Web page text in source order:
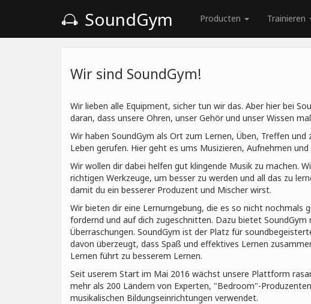
SoundGym Producten Trainieren
Wir sind SoundGym!
Wir lieben alle Equipment, sicher tun wir das. Aber hier bei
daran, dass unsere Ohren, unser Gehör und unser Wissen
Wir haben SoundGym als Ort zum Lernen, Üben, Treffen und
Leben gerufen. Hier geht es ums Musizieren, Aufnehmen und
Wir wollen dir dabei helfen gut klingende Musik zu machen.
richtigen Werkzeuge, um besser zu werden und all das zu
damit du ein besserer Produzent und Mischer wirst.
Wir bieten dir eine Lernumgebung, die es so nicht nochmals
fordernd und auf dich zugeschnitten. Dazu bietet SoundGym
Überraschungen. SoundGym ist der Platz für
davon überzeugt, dass Spaß und effektives Lernen
Lernen führt zu besserem Lernen.
Seit userem Start im Mai 2016 wächst unsere Plattform
mehr als 200 Ländern von Experten, "Bedroom"-
musikalischen Bildungseinrichtungen verwendet.